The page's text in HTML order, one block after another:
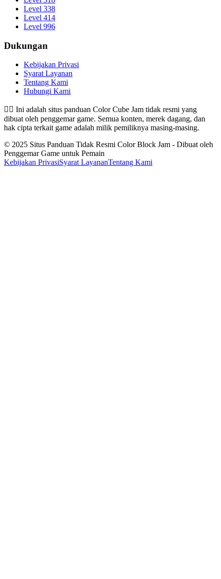
Level 338
Level 414
Level 996
Dukungan
Kebijakan Privasi
Syarat Layanan
Tentang Kami
Hubungi Kami
👉🏻 Ini adalah situs panduan Color Cube Jam tidak resmi yang
dibuat oleh penggemar game. Semua konten, merek dagang, dan
hak cipta terkait game adalah milik pemiliknya masing-masing.
© 2025 Situs Panduan Tidak Resmi Color Block Jam - Dibuat oleh
Penggemar Game untuk Pemain
Kebijakan PrivasiSyarat LayananTentang Kami